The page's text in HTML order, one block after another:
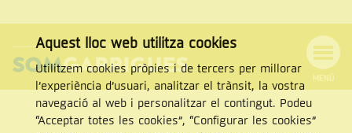
NAVEGACIÓ
MENÚ
Cercar
Aquest lloc web utilitza cookies
Utilitzem cookies pròpies i de tercers per millorar
l’experiència d’usuari, analitzar el trànsit, la vostra
navegació al web i personalitzar el contingut. Podeu
“Acceptar totes les cookies”, “Configurar les cookies”